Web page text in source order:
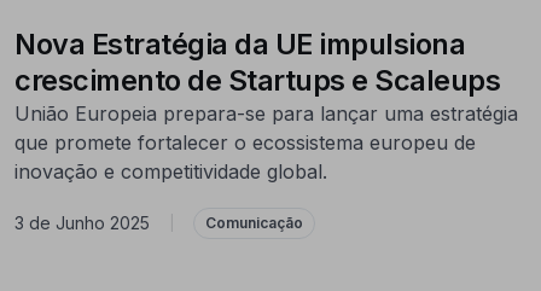
Nova Estratégia da UE impulsiona
crescimento de Startups e Scaleups
União Europeia prepara-se para lançar uma estratégia
que promete fortalecer o ecossistema europeu de
inovação e competitividade global.
3 de Junho 2025 Comunicação